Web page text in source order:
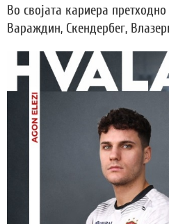
Во својата кариера
Вараждин, Скендербег,